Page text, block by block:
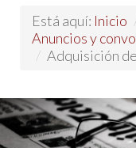
Está aquí: Inicio
Anuncios y
/ Adquisición